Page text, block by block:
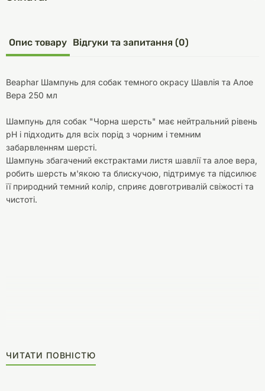
Опис товару Відгуки та запитання (0)
Beaphar Шампунь для собак темного окрасу Шавлія та Алое
Вера 250 мл
Шампунь для собак "Чорна шерсть" має нейтральний рівень
pH і підходить для всіх порід з чорним і темним
забарвленням шерсті.
Шампунь збагачений екстрактами листя шавлії та алое вера,
робить шерсть м'якою та блискучою, підтримує та підсилює
її природний темний колір, сприяє довготривалій свіжості та
чистоті.
ЧИТАТИ ПОВНІСТЮ